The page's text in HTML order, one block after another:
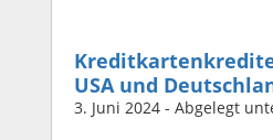
Kreditkartenkredite
USA und
3. Juni 2024 - Abgelegt